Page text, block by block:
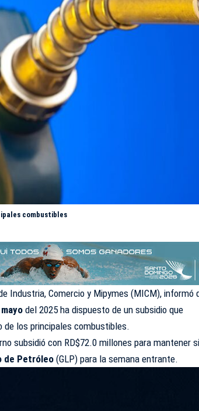
combustibles
Industria, Comercio y Mipymes (MICM), informó
del 2025 ha dispuesto de un subsidio que
de los principales combustibles.
subsidió con RD$72.0 millones para mantener
de Petróleo(GLP) para la semana entrante.